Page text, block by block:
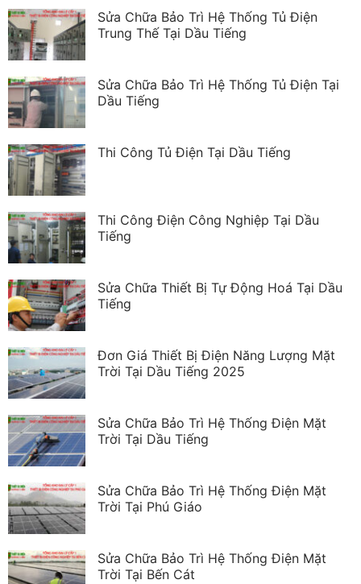
Sửa Chữa Bảo Trì Hệ Thống Tủ Điện
Trung Thế Tại Dầu Tiếng
Sửa Chữa Bảo Trì Hệ Thống Tủ Điện Tại
Dầu Tiếng
Thi Công Tủ Điện Tại Dầu Tiếng
Thi Công Điện Công Nghiệp Tại Dầu
Tiếng
Sửa Chữa Thiết Bị Tự Động Hoá Tại Dầu
Tiếng
Đơn Giá Thiết Bị Điện Năng Lượng Mặt
Trời Tại Dầu Tiếng 2025
Sửa Chữa Bảo Trì Hệ Thống Điện Mặt
Trời Tại Dầu Tiếng
Sửa Chữa Bảo Trì Hệ Thống Điện Mặt
Trời Tại Phú Giáo
Sửa Chữa Bảo Trì Hệ Thống Điện Mặt
Trời Tại Bến Cát